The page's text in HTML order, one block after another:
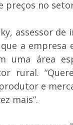
preços no
assessor de
a empresa
uma área
rural.
e
mais”.